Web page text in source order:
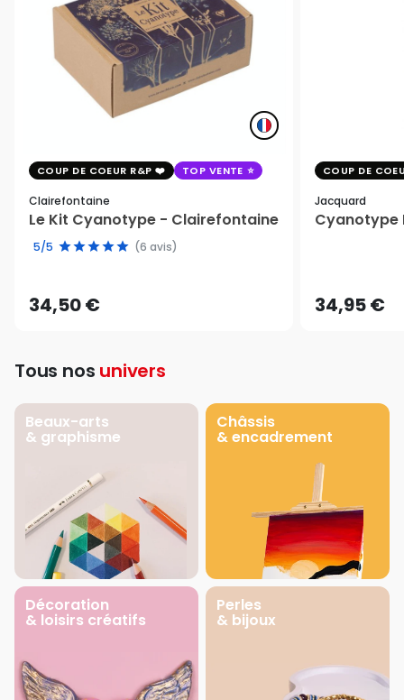
COUP DE COEUR R&P TOP VENTE
Clairefontaine
Le Kit Cyanotype - Clairefontaine
5/5 (6 avis)
34,50 €
COUP DE
Jacquard
Cyanotype
34,95 €
Tous nos univers
Beaux-arts
& graphisme
Châssis
& encadrement
Décoration
& loisirs créatifs
Perles
& bijoux